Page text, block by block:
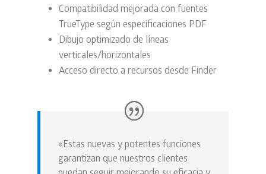
Compatibilidad mejorada con fuentes
TrueType según especificaciones PDF
Dibujo optimizado de líneas
verticales/horizontales
Acceso directo a recursos desde Finder
«Estas nuevas y potentes funciones
garantizan que nuestros clientes